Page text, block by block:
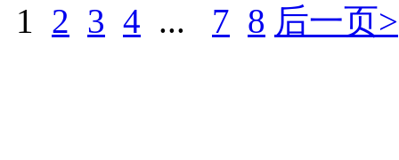
1 2 3 4 ... 7 8 后一页>